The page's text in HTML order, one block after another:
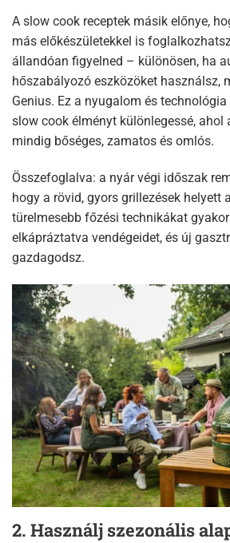
A slow cook receptek másik előnye,
más előkészületekkel is
állandóan figyelned – különösen, ha
hőszabályozó eszközöket használsz,
Genius. Ez a nyugalom és
slow cook élményt különlegessé, ahol
mindig bőséges, zamatos és omlós.
Összefoglalva: a nyár végi időszak
hogy a rövid, gyors grillezések helyett
türelmesebb főzési technikákat
elkápráztatva vendégeidet, és új
gazdagodsz.
2. Használj szezonális